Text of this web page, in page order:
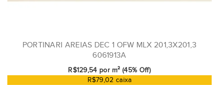
PORTINARI AREIAS DEC 1 OFW MLX 201,3X201,3
6061913A
R$129,54 por m² (45% Off)
R$79,02 caixa